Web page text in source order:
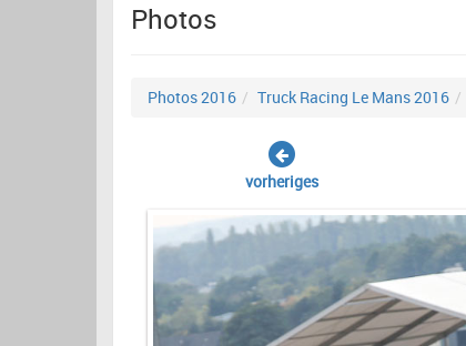
Photos
Photos 2016 Truck Racing Le Mans 2016
vorheriges